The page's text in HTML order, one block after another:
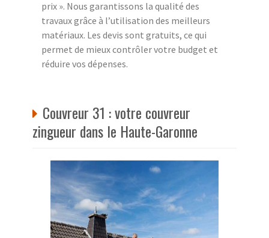
prix ». Nous garantissons la qualité des
travaux grâce à l’utilisation des meilleurs
matériaux. Les devis sont gratuits, ce qui
permet de mieux contrôler votre budget et
réduire vos dépenses.
Couvreur 31 : votre couvreur
zingueur dans le Haute-Garonne